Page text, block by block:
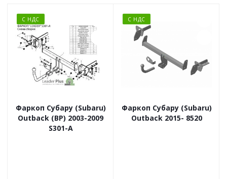
С НДС
Фаркоп Субару (Subaru)
Outback (BP) 2003-2009
S301-A
С НДС
Фаркоп Субару (Subaru)
Outback 2015- 8520